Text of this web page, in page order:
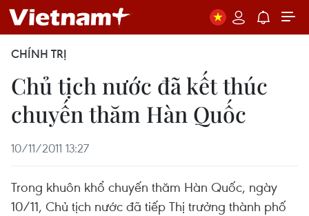
CHÍNH TRỊ
Chủ tịch nước đã kết thúc
chuyến thăm Hàn Quốc
10/11/2011 13:27
Trong khuôn khổ chuyến thăm Hàn Quốc, ngày
10/11, Chủ tịch nước đã tiếp Thị trưởng thành phố